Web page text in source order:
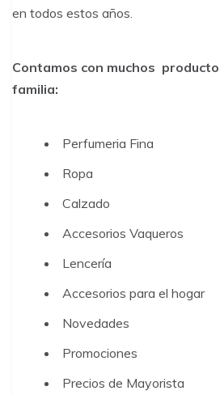
en todos estos años.
Contamos con muchos
familia:
Perfumeria Fina
Ropa
Calzado
Accesorios Vaqueros
Lencería
Accesorios para el hogar
Novedades
Promociones
Precios de Mayorista